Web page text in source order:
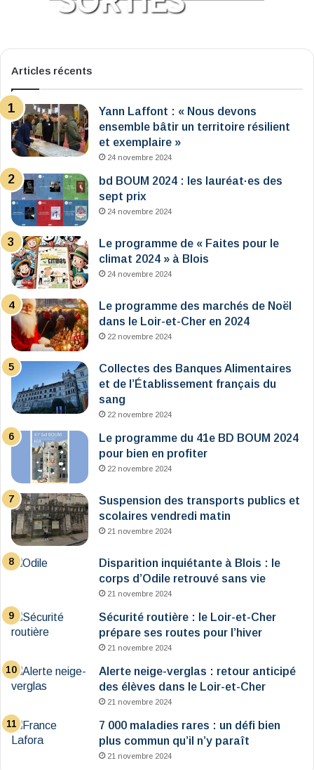
Articles récents
Yann Laffont : « Nous devons
ensemble bâtir un territoire résilient
et exemplaire »
24 novembre 2024
bd BOUM 2024 : les lauréat·es des
sept prix
24 novembre 2024
Le programme de « Faites pour le
climat 2024 » à Blois
24 novembre 2024
Le programme des marchés de Noël
dans le Loir-et-Cher en 2024
22 novembre 2024
Collectes des Banques Alimentaires
et de l’Établissement français du
sang
22 novembre 2024
Le programme du 41e BD BOUM 2024
pour bien en profiter
22 novembre 2024
Suspension des transports publics et
scolaires vendredi matin
21 novembre 2024
Disparition inquiétante à Blois : le
corps d’Odile retrouvé sans vie
21 novembre 2024
Sécurité routière : le Loir-et-Cher
prépare ses routes pour l’hiver
21 novembre 2024
Alerte neige-verglas : retour anticipé
des élèves dans le Loir-et-Cher
21 novembre 2024
7 000 maladies rares : un défi bien
plus commun qu’il n’y paraît
21 novembre 2024